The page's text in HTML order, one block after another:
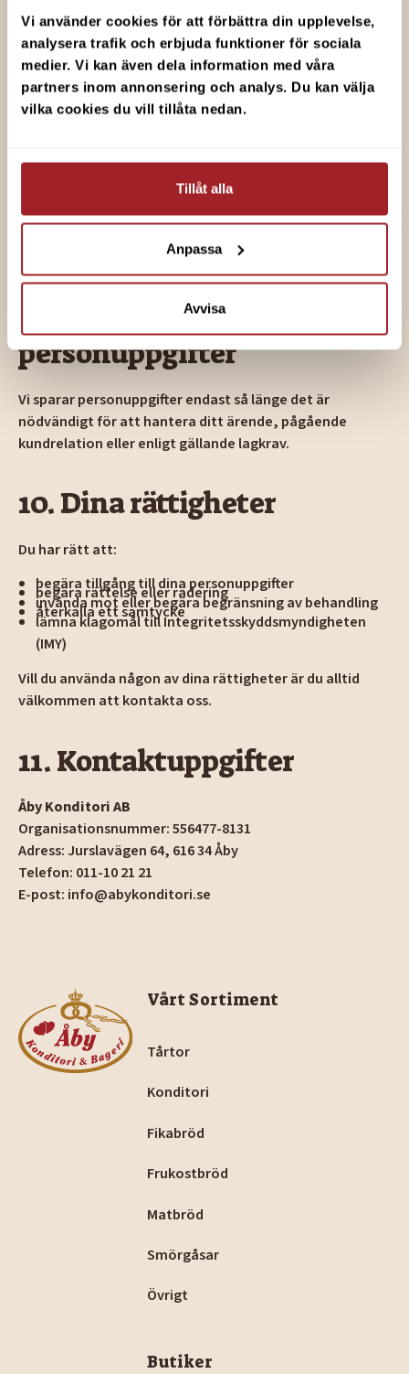
Vi använder cookies för att förbättra din upplevelse,
analysera trafik och erbjuda funktioner för sociala
medier. Vi kan även dela information med våra
partners inom annonsering och analys. Du kan välja
vilka cookies du vill tillåta nedan.
Tillåt alla
Anpassa
Avvisa
8. Delning av
personuppgifter
förutom när det är nödvändigt för:
teknisk drift av webbplatsen
Eventuella leverantörer behandlar personuppgifter i
enlighet med gällande dataskyddslagstiftning (GDPR).
9. Lagring av
personuppgifter
Vi sparar personuppgifter endast så länge det är
nödvändigt för att hantera ditt ärende, pågående
kundrelation eller enligt gällande lagkrav.
10. Dina rättigheter
Du har rätt att:
begära tillgång till dina personuppgifter
begära rättelse eller radering
invända mot eller begära begränsning av behandling
återkalla ett samtycke
lämna klagomål till Integritetsskyddsmyndigheten
(IMY)
Vill du använda någon av dina rättigheter är du alltid
välkommen att kontakta oss.
11. Kontaktuppgifter
Åby Konditori AB
Organisationsnummer: 556477-8131
Adress: Jurslavägen 64, 616 34 Åby
Telefon: 011-10 21 21
E-post: info@abykonditori.se
Vårt Sortiment
Tårtor
Konditori
Fikabröd
Frukostbröd
Matbröd
Smörgåsar
Övrigt
Butiker